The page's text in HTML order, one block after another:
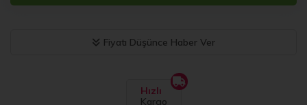
Fiyatı Düşünce Haber Ver
Hızlı
Kargo